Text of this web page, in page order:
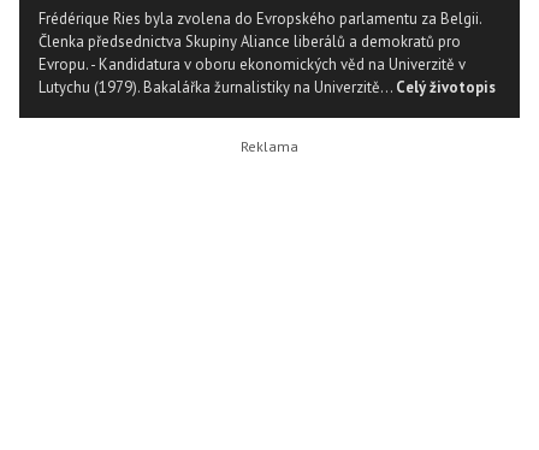
Frédérique Ries byla zvolena do Evropského parlamentu za Belgii.
Členka předsednictva Skupiny Aliance liberálů a demokratů pro
Evropu. - Kandidatura v oboru ekonomických věd na Univerzitě v
Lutychu (1979). Bakalářka žurnalistiky na Univerzitě... Celý životopis